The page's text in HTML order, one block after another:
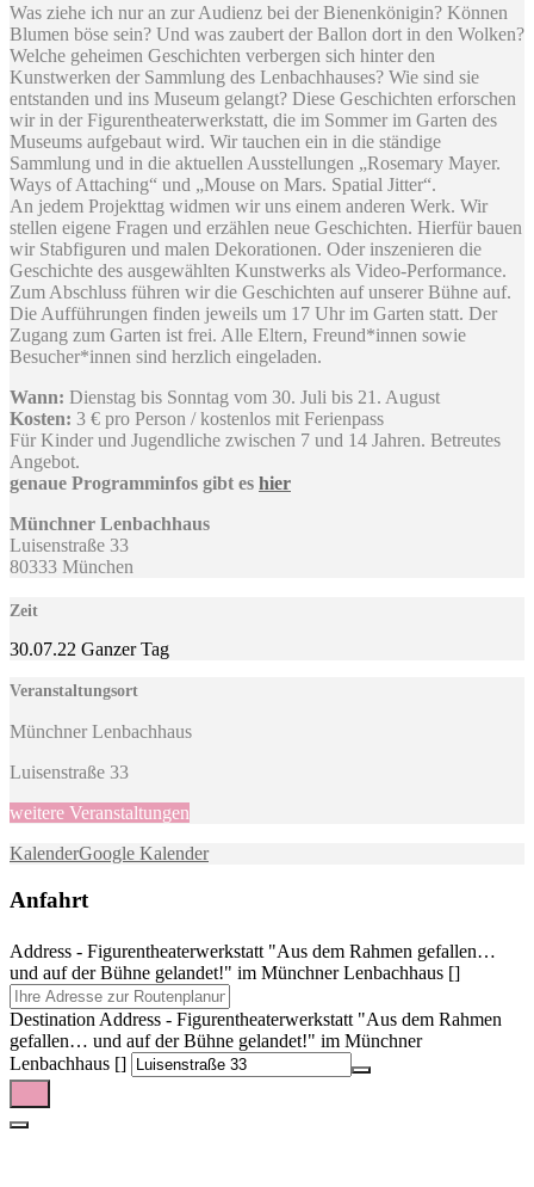
Was ziehe ich nur an zur Audienz bei der Bienenkönigin? Können
Blumen böse sein? Und was zaubert der Ballon dort in den Wolken?
Welche geheimen Geschichten verbergen sich hinter den
Kunstwerken der Sammlung des Lenbachhauses? Wie sind sie
entstanden und ins Museum gelangt? Diese Geschichten erforschen
wir in der Figurentheaterwerkstatt, die im Sommer im Garten des
Museums aufgebaut wird. Wir tauchen ein in die ständige
Sammlung und in die aktuellen Ausstellungen „Rosemary Mayer.
Ways of Attaching“ und „Mouse on Mars. Spatial Jitter“.
An jedem Projekttag widmen wir uns einem anderen Werk. Wir
stellen eigene Fragen und erzählen neue Geschichten. Hierfür bauen
wir Stabfiguren und malen Dekorationen. Oder inszenieren die
Geschichte des ausgewählten Kunstwerks als Video-Performance.
Zum Abschluss führen wir die Geschichten auf unserer Bühne auf.
Die Aufführungen finden jeweils um 17 Uhr im Garten statt. Der
Zugang zum Garten ist frei. Alle Eltern, Freund*innen sowie
Besucher*innen sind herzlich eingeladen.
Wann: Dienstag bis Sonntag vom 30. Juli bis 21. August
Kosten: 3 € pro Person / kostenlos mit Ferienpass
Für Kinder und Jugendliche zwischen 7 und 14 Jahren. Betreutes
Angebot.
genaue Programminfos gibt es hier
Münchner Lenbachhaus
Luisenstraße 33
80333 München
Zeit
30.07.22 Ganzer Tag
Veranstaltungsort
Münchner Lenbachhaus
Luisenstraße 33
weitere Veranstaltungen
KalenderGoogle Kalender
Anfahrt
Address - Figurentheaterwerkstatt "Aus dem Rahmen gefallen…
und auf der Bühne gelandet!" im Münchner Lenbachhaus []
Destination Address - Figurentheaterwerkstatt "Aus dem Rahmen
gefallen… und auf der Bühne gelandet!" im Münchner
Lenbachhaus []